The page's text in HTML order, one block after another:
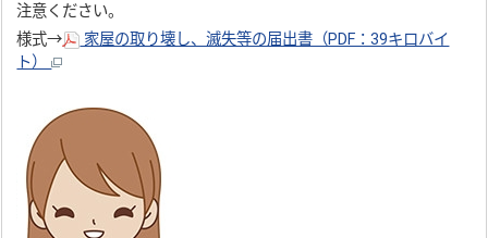
注意ください。
様式→
家屋の取り壊し、滅失等の届出書（PDF：39キロバイ
ト）